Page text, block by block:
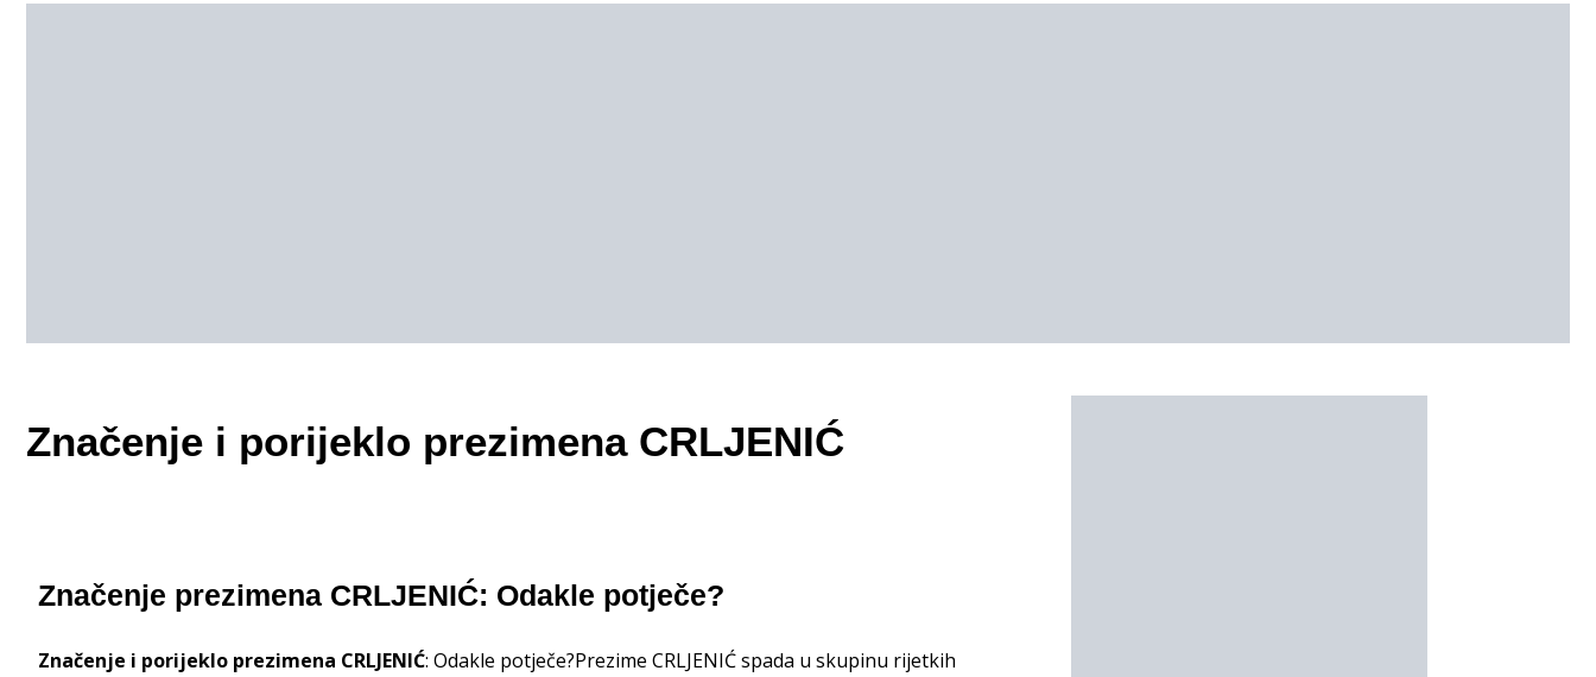
Značenje i porijeklo prezimena CRLJENIĆ
Značenje prezimena CRLJENIĆ: Odakle potječe?
Značenje i porijeklo prezimena CRLJENIĆ: Odakle potječe?Prezime CRLJENIĆ spada u skupinu rijetkih